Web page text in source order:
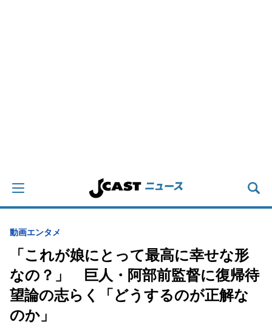
動画エンタメ
「これが娘にとって最高に幸せな形
なの？」 巨人・阿部前監督に復帰待
望論の志らく「どうするのが正解な
のか」